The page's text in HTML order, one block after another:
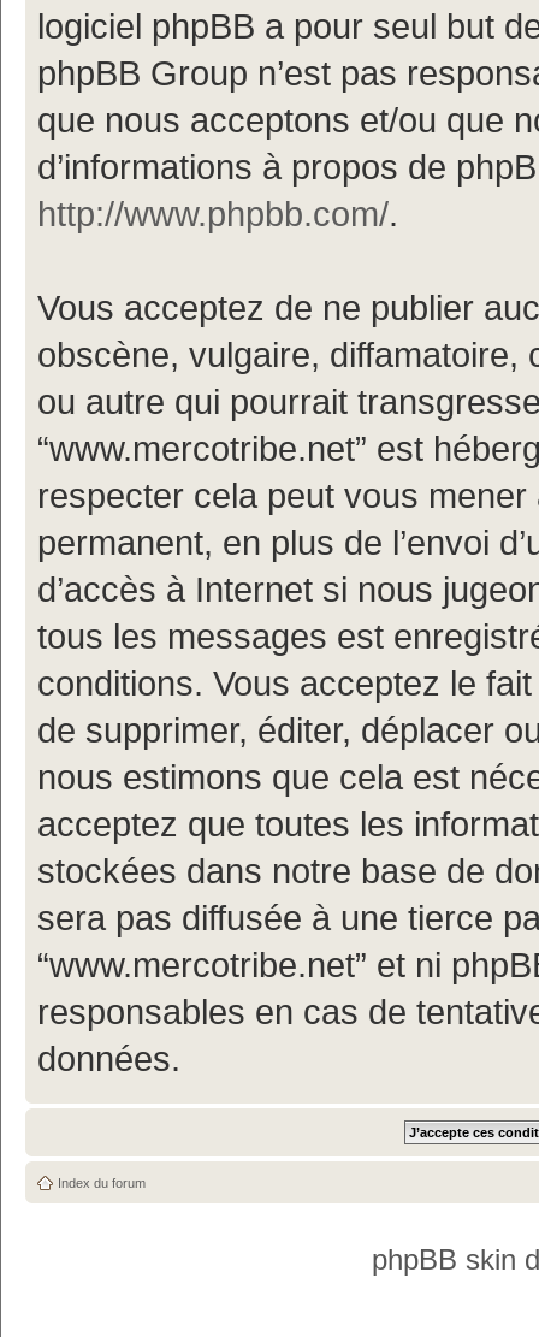
logiciel phpBB a pour seul but
phpBB Group n’est pas
que nous acceptons et/ou que
d’informations à propos de
http://www.phpbb.com/.
Vous acceptez de ne publier
obscène, vulgaire, diffamatoire,
ou autre qui pourrait
“www.mercotribe.net” est
respecter cela peut vous
permanent, en plus de l’envoi
d’accès à Internet si nous
tous les messages est
conditions. Vous acceptez le
de supprimer, éditer, déplacer
nous estimons que cela est
acceptez que toutes les
stockées dans notre base de
sera pas diffusée à une tierce
“www.mercotribe.net” et ni
responsables en cas de
données.
Index du forum
phpBB skin